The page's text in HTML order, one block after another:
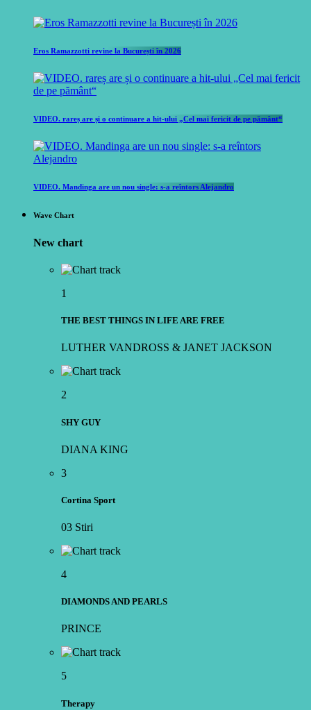
Eros Ramazzotti revine la București în 2026
VIDEO. rareș are și o continuare a hit-ului „Cel mai fericit de pe pământ“
VIDEO. Mandinga are un nou single: s-a reîntors Alejandro
Wave Chart
New chart
1
THE BEST THINGS IN LIFE ARE FREE
LUTHER VANDROSS & JANET JACKSON
2
SHY GUY
DIANA KING
3
Cortina Sport
03 Stiri
4
DIAMONDS AND PEARLS
PRINCE
5
Therapy